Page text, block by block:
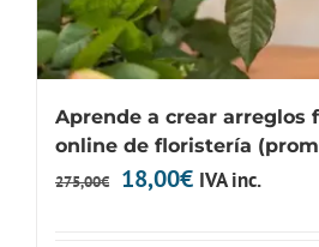
Aprende a crear arreglos
online de floristería
275,00€
El
18,00€ElIVA inc.